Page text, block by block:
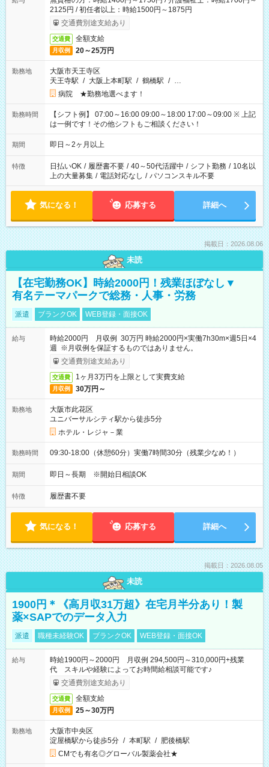
2125円 / 初任者以上：時給1500円～1875円
交通費別途支給あり
交通費 全額支給
月収例 20～25万円
勤務地
大阪市天王寺区
天王寺駅 / 大阪上本町駅 / 鶴橋駅 / …
病院 ★勤務地選べます！
勤務時間
【シフト例】 07:00～16:00 09:00～18:00 17:00～09:00 ※ 上記
は一例です！その他シフトもご相談ください！
期間 即日～2ヶ月以上
特徴 日払いOK / 履歴書不要 / 40～50代活躍中 / シフト勤務 / 10名以
上の大量募集 / 電話対応なし / パソコンスキル不要
気になる！ 応募する 詳細へ
掲載日：2026.08.06
未読
【在宅勤務OK】時給2000円！残業ほぼなし▼
有名テーマパークで総務・人事・労務
派遣 ブランクOK WEB登録・面接OK
給与
時給2000円 月収例 30万円 時給2000円×実働7h30m×週5日×4
週 ※月収例を保証するものではありません。
交通費別途支給あり
交通費 1ヶ月3万円を上限として実費支給
月収例 30万円～
勤務地
大阪市此花区
ユニバーサルシティ駅から徒歩5分
ホテル・レジャ－業
勤務時間 09:30-18:00（休憩60分）実働7時間30分（残業少なめ！）
期間 即日～長期 ※開始日相談OK
特徴 履歴書不要
気になる！ 応募する 詳細へ
掲載日：2026.08.05
未読
1900円＊《高月収31万超》在宅月半分あり！製
薬×SAPでのデータ入力
派遣 職種未経験OK ブランクOK WEB登録・面接OK
給与
時給1900円～2000円 月収例 294,500円～310,000円+残業
代 スキルや経験によってお時間給相談可能です♪
交通費別途支給あり
交通費 全額支給
月収例 25～30万円
勤務地
大阪市中央区
淀屋橋駅から徒歩5分 / 本町駅 / 肥後橋駅
CMでも有名◎グローバル製薬会社★